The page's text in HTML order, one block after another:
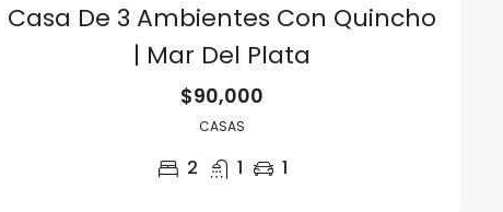
Casa De 3 Ambientes Con Quincho
| Mar Del Plata
$90,000
CASAS
2 1 1